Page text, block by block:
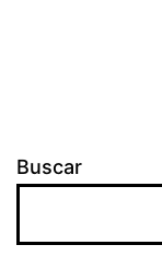
Buscar